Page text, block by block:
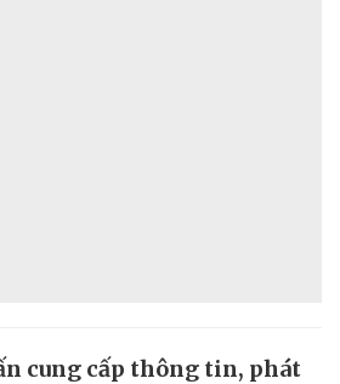
cung cấp thông tin, phát